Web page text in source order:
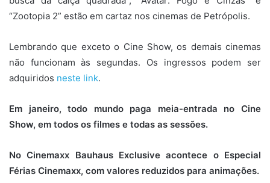
“Zootopia 2” estão em cartaz nos cinemas de Petrópolis.
Lembrando que exceto o Cine Show, os demais cinemas
não funcionam às segundas. Os ingressos podem ser
adquiridos neste link.
Em janeiro, todo mundo paga meia-entrada no Cine
Show, em todos os filmes e todas as sessões.
No Cinemaxx Bauhaus Exclusive acontece o Especial
Férias Cinemaxx, com valores reduzidos para animações.